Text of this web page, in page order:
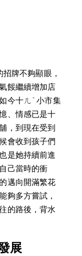
餒繼續增加店
今十ㄦˋ小市集
、情感已是十
，到現在受到
會收到孩子們
是她持續前進
己當時的衝
邁向開滿繁花
夠多方嘗試，
的路後，背水
展